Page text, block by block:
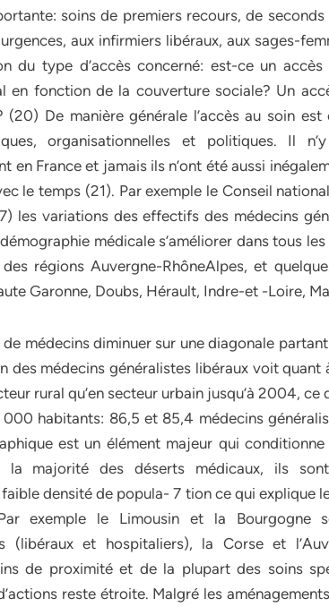
soins de premiers recours, de
aux infirmiers libéraux, aux sages-
du type d’accès concerné: est-ce un
en fonction de la couverture sociale? Un
(20) De manière générale l’accès au soin
organisationnelles et politiques. Il
en France et jamais ils n’ont été aussi
le temps (21). Par exemple le Conseil
les variations des effectifs des médecins
médicale s’améliorer dans tous
régions Auvergne-RhôneAlpes, et
Garonne, Doubs, Hérault, Indre-et -Loire,
médecins diminuer sur une diagonale
des médecins généralistes libéraux voit quant
rural qu’en secteur urbain jusqu’à 2004, ce
habitants: 86,5 et 85,4 médecins
est un élément majeur qui
la majorité des déserts médicaux, ils
densité de popula- 7 tion ce qui explique
exemple le Limousin et la Bourgogne
(libéraux et hospitaliers), la Corse et
de proximité et de la plupart des soins
reste étroite. Malgré les